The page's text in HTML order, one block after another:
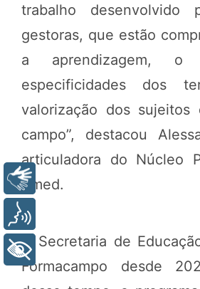
trabalho desenvolvido
gestoras, que estão
a aprendizagem, o
especificidades dos
valorização dos
campo”, destacou
articuladora do Núcleo
Smed.
A Secretaria de
Formacampo desde
Libras
+ Acessibilidade